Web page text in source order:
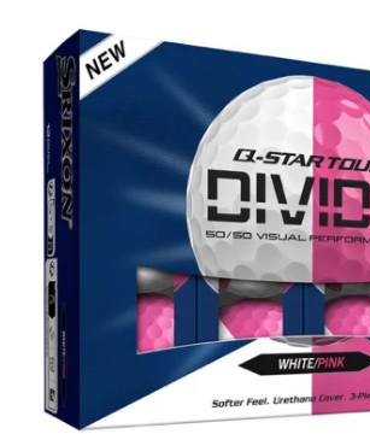
Palice
Oblečenie
Topánky